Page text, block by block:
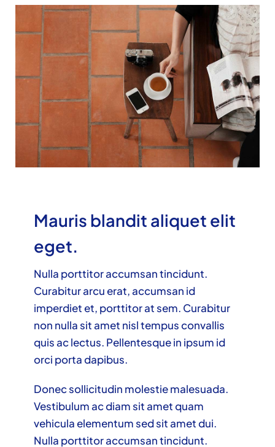
Mauris blandit aliquet elit
eget.
Nulla porttitor accumsan tincidunt.
Curabitur arcu erat, accumsan id
imperdiet et, porttitor at sem. Curabitur
non nulla sit amet nisl tempus convallis
quis ac lectus. Pellentesque in ipsum id
orci porta dapibus.
Donec sollicitudin molestie malesuada.
Vestibulum ac diam sit amet quam
vehicula elementum sed sit amet dui.
Nulla porttitor accumsan tincidunt.